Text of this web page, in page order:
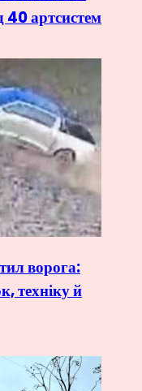
40 артсистем
ворога:
техніку й